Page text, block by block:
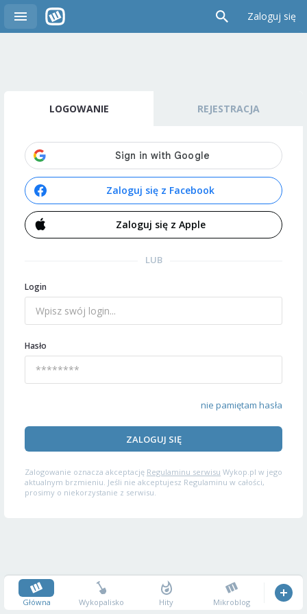
Zaloguj się
LOGOWANIE REJESTRACJA
Zaloguj się z Facebook
Zaloguj się z Apple
LUB
Login
Hasło
nie pamiętam hasła
ZALOGUJ SIĘ
Zalogowanie oznacza akceptację Regulaminu serwisu Wykop.pl w jego
aktualnym brzmieniu. Jeśli nie akceptujesz Regulaminu w całości,
prosimy o niekorzystanie z serwisu.
Główna Wykopalisko Hity Mikroblog